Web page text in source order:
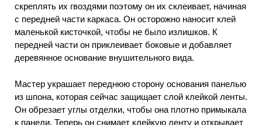
скреплять их гвоздями поэтому он их склеивает, начиная
с передней части каркаса. Он осторожно наносит клей
маленькой кисточкой, чтобы не было излишков. К
передней части он приклеивает боковые и добавляет
деревянное основание внушительного вида.
Мастер украшает переднюю сторону основания панелью
из шпона, которая сейчас защищает слой клейкой ленты.
Он обрезает углы отделки, чтобы она плотно примыкала
к панели. Теперь он снимает клейкую ленту и открывает